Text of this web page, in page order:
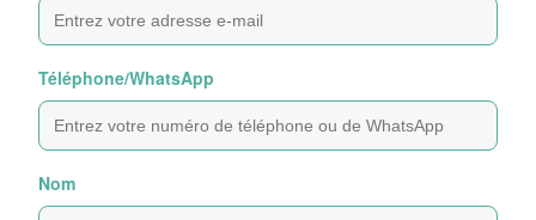
Téléphone/WhatsApp
Nom